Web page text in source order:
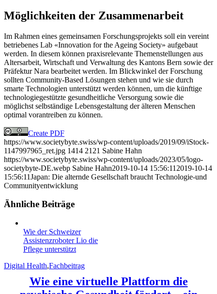
Möglichkeiten der Zusammenarbeit
Im Rahmen eines gemeinsamen Forschungsprojekts soll ein vereint
betriebenes Lab «Innovation for the Ageing Society» aufgebaut
werden. In diesem können praxisrelevante Themenstellungen aus
Altersarbeit, Wirtschaft und Verwaltung des Kantons Bern sowie der
Präfektur Nara bearbeitet werden. Im Blickwinkel der Forschung
sollten Community-Based Lösungen stehen und wie sie durch
smarte Technologien unterstützt werden können, um die künftige
technologiegestützte gesundheitliche Versorgung sowie die
möglichst selbständige Lebensgestaltung der älteren Menschen
optimal vorantreiben zu können.
Create PDF
https://www.societybyte.swiss/wp-content/uploads/2019/09/iStock-
1147997965_ret.jpg 1414 2121 Sabine Hahn
https://www.societybyte.swiss/wp-content/uploads/2023/05/logo-
societybyte-DE.webp Sabine Hahn2019-10-14 15:56:11 2019-10-14
15:56:11Japan: Die alternde Gesellschaft braucht Technologie-und
Communityentwicklung
Ähnliche Beiträge
Wie der Schweizer
Assistenzroboter Lio die
Pflege unterstützt
Digital Health,Fachbeitrag
Wie eine virtuelle Plattform die